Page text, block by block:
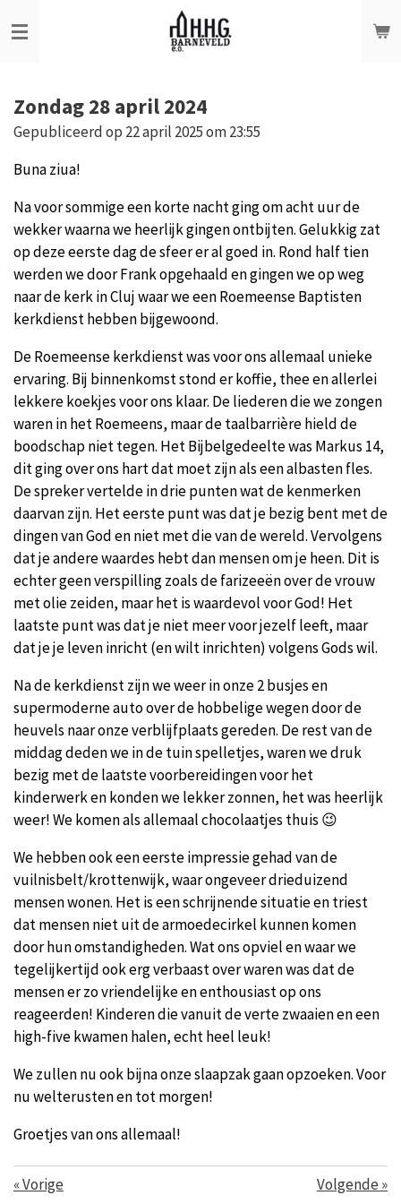
direct
hoofdinhoud
Zondag 28 april 2024
Gepubliceerd op 22 april 2025 om 23:55
Buna ziua!
Na voor sommige een korte nacht ging om acht uur de
wekker waarna we heerlijk gingen ontbijten. Gelukkig zat
op deze eerste dag de sfeer er al goed in. Rond half tien
werden we door Frank opgehaald en gingen we op weg
naar de kerk in Cluj waar we een Roemeense Baptisten
kerkdienst hebben bijgewoond.
De Roemeense kerkdienst was voor ons allemaal unieke
ervaring. Bij binnenkomst stond er koffie, thee en allerlei
lekkere koekjes voor ons klaar. De liederen die we zongen
waren in het Roemeens, maar de taalbarrière hield de
boodschap niet tegen. Het Bijbelgedeelte was Markus 14,
dit ging over ons hart dat moet zijn als een albasten fles.
De spreker vertelde in drie punten wat de kenmerken
daarvan zijn. Het eerste punt was dat je bezig bent met de
dingen van God en niet met die van de wereld. Vervolgens
dat je andere waardes hebt dan mensen om je heen. Dit is
echter geen verspilling zoals de farizeeën over de vrouw
met olie zeiden, maar het is waardevol voor God! Het
laatste punt was dat je niet meer voor jezelf leeft, maar
dat je je leven inricht (en wilt inrichten) volgens Gods wil.
Na de kerkdienst zijn we weer in onze 2 busjes en
supermoderne auto over de hobbelige wegen door de
heuvels naar onze verblijfplaats gereden. De rest van de
middag deden we in de tuin spelletjes, waren we druk
bezig met de laatste voorbereidingen voor het
kinderwerk en konden we lekker zonnen, het was heerlijk
weer! We komen als allemaal chocolaatjes thuis 😉
We hebben ook een eerste impressie gehad van de
vuilnisbelt/krottenwijk, waar ongeveer drieduizend
mensen wonen. Het is een schrijnende situatie en triest
dat mensen niet uit de armoedecirkel kunnen komen
door hun omstandigheden. Wat ons opviel en waar we
tegelijkertijd ook erg verbaast over waren was dat de
mensen er zo vriendelijke en enthousiast op ons
reageerden! Kinderen die vanuit de verte zwaaien en een
high-five kwamen halen, echt heel leuk!
We zullen nu ook bijna onze slaapzak gaan opzoeken. Voor
nu welterusten en tot morgen!
Groetjes van ons allemaal!
«Vorige Volgende »